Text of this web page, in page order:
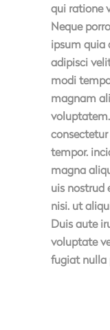
qui ratione
Neque
ipsum quia
adipisci
modi
magnam
tempor.
magna
uis nostrud
nisi. ut
Duis aute
voluptate
fugiat nulla